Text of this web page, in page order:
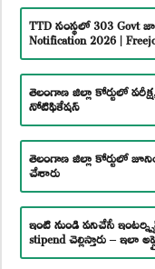
TTD సంస్థలో 303 Govt
Notification 2026 |
తెలంగాణ జిల్లా కోర్టులో
నోటిఫికేషన్
తెలంగాణ జిల్లా కోర్టులో
చేశారు
ఇంటి నుండి పనిచేసే
stipend చెల్లిస్తారు – ఇలా